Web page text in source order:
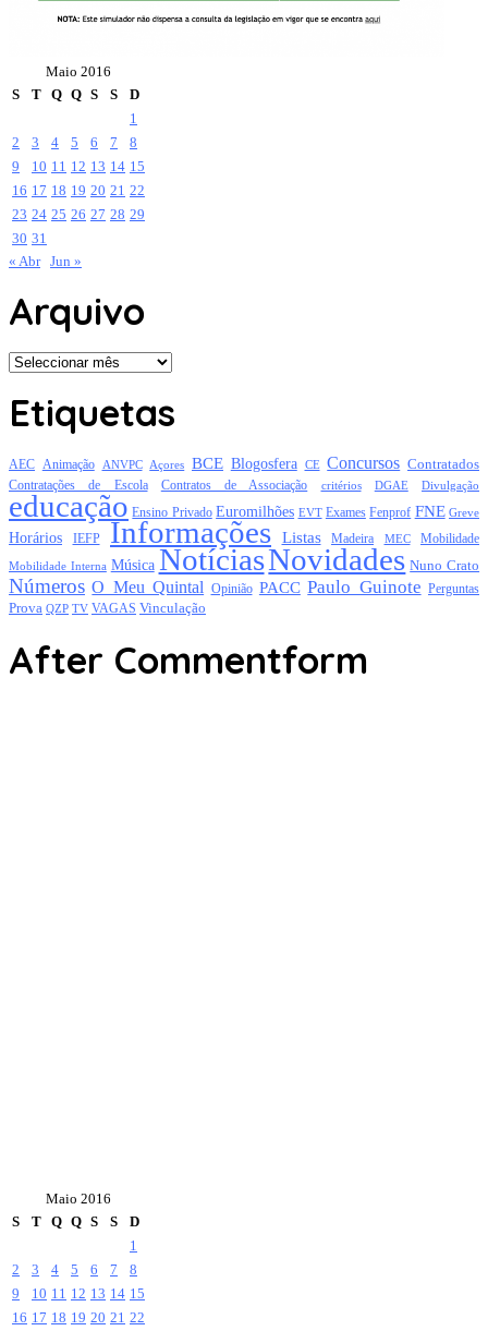
Maio 2016
S
T Q Q S S
D
1
2
3 4 5 6 7
8
9
10 11 12 13 14 15
16 17 18 19 20 21 22
23 24 25 26 27 28 29
30 31
« Abr Jun »
Arquivo
Arquivo
Etiquetas
AEC Animação ANVPC Açores BCE Blogosfera CE Concursos Contratados
Contratações de Escola Contratos de Associação critérios DGAE Divulgação
educação Ensino Privado Euromilhões EVT Exames Fenprof FNE Greve
Horários IEFP Informações Listas Madeira MEC Mobilidade
Mobilidade Interna Música NotíciasNovidades Nuno Crato
Números O Meu Quintal Opinião PACC Paulo Guinote Perguntas
Prova QZP TV VAGAS Vinculação
After Commentform
Maio 2016
S
T Q Q S S
D
1
2
3 4 5 6 7
8
9
10 11 12 13 14 15
16 17 18 19 20 21 22